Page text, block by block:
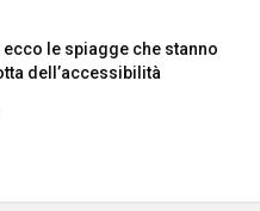
ecco le spiagge che stanno
dell’accessibilità